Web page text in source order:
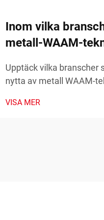
Inom vilka
metall-WAAM-
Upptäck vilka branscher
nytta av metall WAAM-
verkliga tillämpningar
VISA MER